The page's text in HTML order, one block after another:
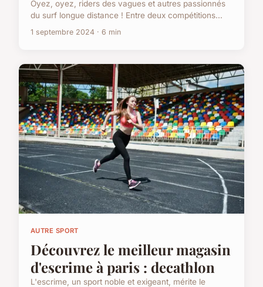
Oyez, oyez, riders des vagues et autres passionnés
du surf longue distance ! Entre deux compétitions...
1 septembre 2024 · 6 min
AUTRE SPORT
Découvrez le meilleur magasin
d'escrime à paris : decathlon
L'escrime, un sport noble et exigeant, mérite le